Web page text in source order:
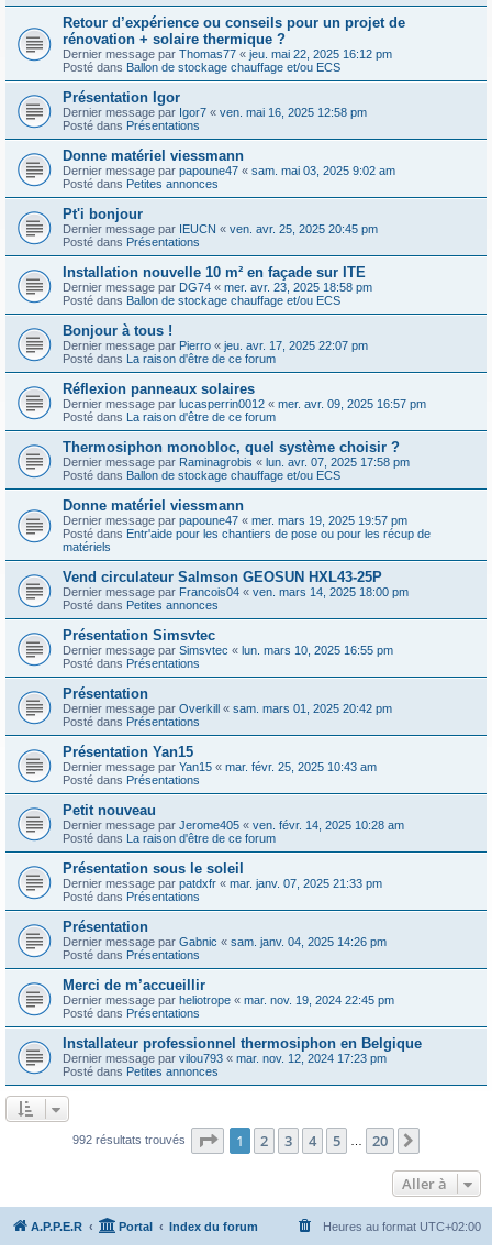
Retour d’expérience ou conseils pour un projet de
rénovation + solaire thermique ?
Dernier message par Thomas77 « jeu. mai 22, 2025 16:12 pm
Posté dans Ballon de stockage chauffage et/ou ECS
Présentation Igor
Dernier message par Igor7 « ven. mai 16, 2025 12:58 pm
Posté dans Présentations
Donne matériel viessmann
Dernier message par papoune47 « sam. mai 03, 2025 9:02 am
Posté dans Petites annonces
Pt'i bonjour
Dernier message par IEUCN « ven. avr. 25, 2025 20:45 pm
Posté dans Présentations
Installation nouvelle 10 m² en façade sur ITE
Dernier message par DG74 « mer. avr. 23, 2025 18:58 pm
Posté dans Ballon de stockage chauffage et/ou ECS
Bonjour à tous !
Dernier message par Pierro « jeu. avr. 17, 2025 22:07 pm
Posté dans La raison d'être de ce forum
Réflexion panneaux solaires
Dernier message par lucasperrin0012 « mer. avr. 09, 2025 16:57 pm
Posté dans La raison d'être de ce forum
Thermosiphon monobloc, quel système choisir ?
Dernier message par Raminagrobis « lun. avr. 07, 2025 17:58 pm
Posté dans Ballon de stockage chauffage et/ou ECS
Donne matériel viessmann
Dernier message par papoune47 « mer. mars 19, 2025 19:57 pm
Posté dans Entr'aide pour les chantiers de pose ou pour les récup de
matériels
Vend circulateur Salmson GEOSUN HXL43-25P
Dernier message par Francois04 « ven. mars 14, 2025 18:00 pm
Posté dans Petites annonces
Présentation Simsvtec
Dernier message par Simsvtec « lun. mars 10, 2025 16:55 pm
Posté dans Présentations
Présentation
Dernier message par Overkill « sam. mars 01, 2025 20:42 pm
Posté dans Présentations
Présentation Yan15
Dernier message par Yan15 « mar. févr. 25, 2025 10:43 am
Posté dans Présentations
Petit nouveau
Dernier message par Jerome405 « ven. févr. 14, 2025 10:28 am
Posté dans La raison d'être de ce forum
Présentation sous le soleil
Dernier message par patdxfr « mar. janv. 07, 2025 21:33 pm
Posté dans Présentations
Présentation
Dernier message par Gabnic « sam. janv. 04, 2025 14:26 pm
Posté dans Présentations
Merci de m’accueillir
Dernier message par heliotrope « mar. nov. 19, 2024 22:45 pm
Posté dans Présentations
Installateur professionnel thermosiphon en Belgique
Dernier message par vilou793 « mar. nov. 12, 2024 17:23 pm
Posté dans Petites annonces
992 résultats trouvés Page 1sur20
1 2 3 4 5 20
Aller à
A.P.P.E.R Portal Index du forum Heures au format UTC+02:00